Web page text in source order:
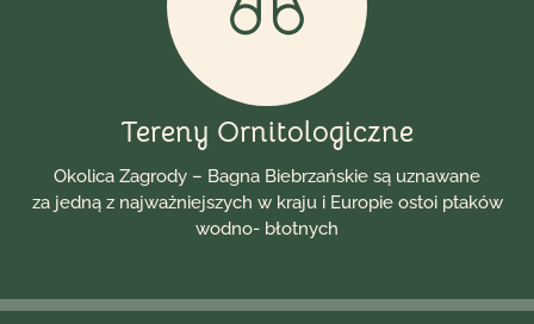
Tereny Ornitologiczne
Okolica Zagrody – Bagna Biebrzańskie są uznawane
za jedną z najważniejszych w kraju i Europie ostoi ptaków
wodno- błotnych